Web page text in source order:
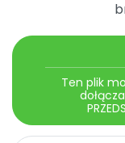
Ten plik